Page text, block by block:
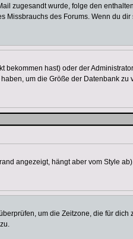
zugesandt wurde, folge den
Missbrauchs des Forums. Wenn du dir
hast) oder der
um die Größe der Datenbank zu
angezeigt, hängt aber vom Style
um die Zeitzone, die für dich